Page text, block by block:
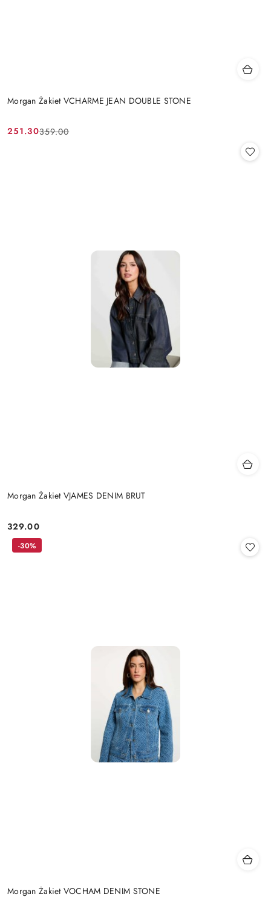
Morgan Żakiet VCHARME JEAN DOUBLE STONE
Cena
251.30
Cena
359.00
Morgan Żakiet VJAMES DENIM BRUT
Cena:
329.00
Morgan Żakiet VOCHAM DENIM STONE
-30%